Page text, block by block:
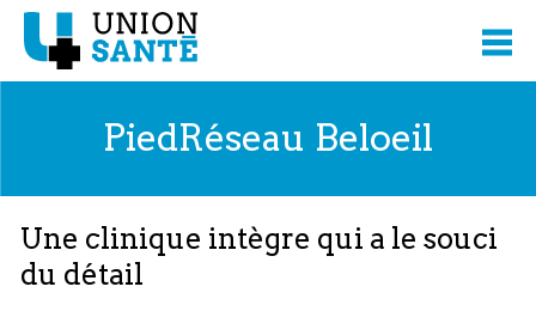
PiedRéseau Beloeil
Une clinique intègre qui a le souci
du détail